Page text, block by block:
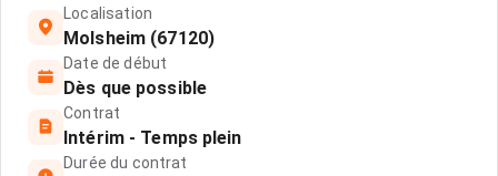
Localisation
Molsheim (67120)
Date de début
Dès que possible
Contrat
Intérim - Temps plein
Durée du contrat